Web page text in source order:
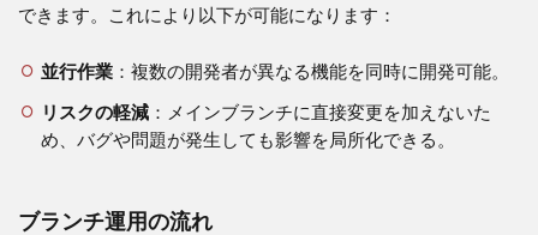
できます。これにより以下が可能になります：
並行作業：複数の開発者が異なる機能を同時に開発可能。
リスクの軽減：メインブランチに直接変更を加えないた
め、バグや問題が発生しても影響を局所化できる。
ブランチ運用の流れ